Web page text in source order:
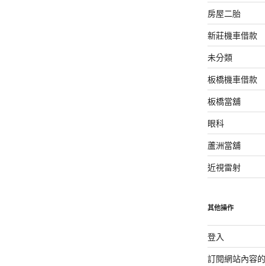
房屋二胎
新莊機車借款
未分類
板橋機車借款
板橋當舖
眼科
蘆洲當舖
近視雷射
其他操作
登入
訂閱網站內容